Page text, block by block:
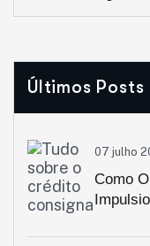
Últimos Posts
07 julho
Como